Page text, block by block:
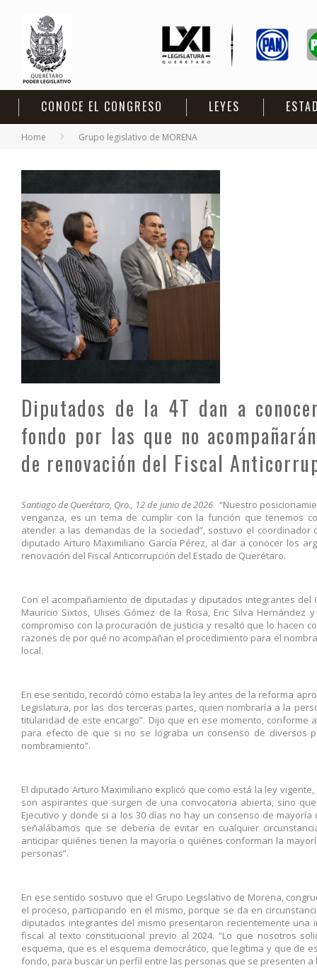
CONOCE EL CONGRESO LEYES
Home Grupo legislativo de MORENA
Diputados de la 4T dan a
fondo por las que no
de renovación del Fiscal
Santiago de Querétaro, Qro., 12 de junio de 2026. “Nuestro
venganza, es un tema de cumplir con la función que tenemos
atender a las demandas de la sociedad”, sostuvo el coordinador
diputado Arturo Maximiliano García Pérez, al dar a conocer los
renovación del Fiscal Anticorrupción del Estado de Querétaro.
Con el acompañamiento de diputadas y diputados integrantes del
Mauricio Sixtos, Ulises Gómez de la Rosa, Eric Silva
compromiso con la procuración de justicia y resaltó que lo hacen
razones de por qué no acompañan el procedimiento para el
local.
En ese sentido, recordó cómo estaba la ley antes de la reforma
Legislatura, por las dos terceras partes, quien nombraría a la
titularidad de este encargo”. Dijo que en ese momento,
para efecto de que si no se lograba un consenso de diversos
nombramiento”.
El diputado Arturo Maximiliano explicó que como está la ley
son aspirantes que surgen de una convocatoria abierta, sino
Ejecutivo y donde si a los 30 días no hay un consenso de
señalábamos que se debería de evitar en cualquier
anticipar quiénes tienen la mayoría o quiénes conforman la
personas”.
En ese sentido sostuvo que el Grupo Legislativo de Morena,
el proceso, participando en el mismo, porque se da en
diputados integrantes del mismo presentaron recientemente
fiscal al texto constitucional previo al 2024. “Lo que nosotros
esquema, que es el esquema democrático, que legitima y que de
fondo, para buscar un perfil entre las personas que se presenten a